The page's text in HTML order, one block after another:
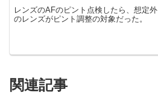
レンズのAFのピント点検したら、想定外
のレンズがピント調整の対象だった。
関連記事